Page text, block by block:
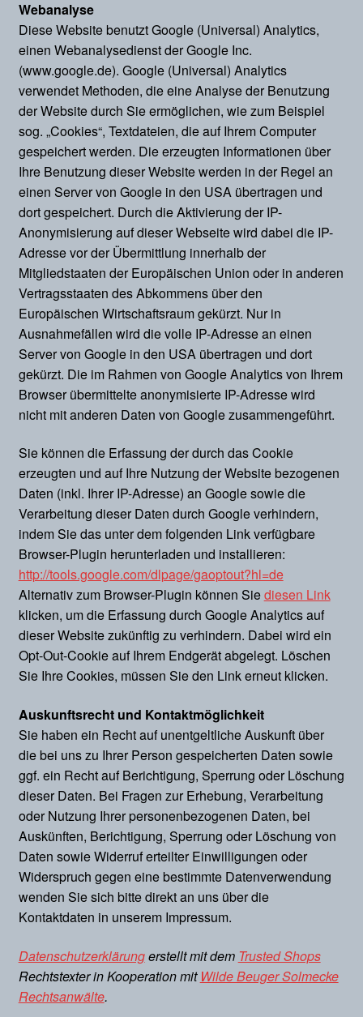
Webanalyse
Diese Website benutzt Google (Universal) Analytics,
einen Webanalysedienst der Google Inc.
(www.google.de). Google (Universal) Analytics
verwendet Methoden, die eine Analyse der Benutzung
der Website durch Sie ermöglichen, wie zum Beispiel
sog. „Cookies“, Textdateien, die auf Ihrem Computer
gespeichert werden. Die erzeugten Informationen über
Ihre Benutzung dieser Website werden in der Regel an
einen Server von Google in den USA übertragen und
dort gespeichert. Durch die Aktivierung der IP-
Anonymisierung auf dieser Webseite wird dabei die IP-
Adresse vor der Übermittlung innerhalb der
Mitgliedstaaten der Europäischen Union oder in anderen
Vertragsstaaten des Abkommens über den
Europäischen Wirtschaftsraum gekürzt. Nur in
Ausnahmefällen wird die volle IP-Adresse an einen
Server von Google in den USA übertragen und dort
gekürzt. Die im Rahmen von Google Analytics von Ihrem
Browser übermittelte anonymisierte IP-Adresse wird
nicht mit anderen Daten von Google zusammengeführt.
Sie können die Erfassung der durch das Cookie
erzeugten und auf Ihre Nutzung der Website bezogenen
Daten (inkl. Ihrer IP-Adresse) an Google sowie die
Verarbeitung dieser Daten durch Google verhindern,
indem Sie das unter dem folgenden Link verfügbare
Browser-Plugin herunterladen und installieren:
http://tools.google.com/dlpage/gaoptout?hl=de
Alternativ zum Browser-Plugin können Siediesen Link
klicken, um die Erfassung durch Google Analytics auf
dieser Website zukünftig zu verhindern. Dabei wird ein
Opt-Out-Cookie auf Ihrem Endgerät abgelegt. Löschen
Sie Ihre Cookies, müssen Sie den Link erneut klicken.
Auskunftsrecht und Kontaktmöglichkeit
Sie haben ein Recht auf unentgeltliche Auskunft über
die bei uns zu Ihrer Person gespeicherten Daten sowie
ggf. ein Recht auf Berichtigung, Sperrung oder Löschung
dieser Daten. Bei Fragen zur Erhebung, Verarbeitung
oder Nutzung Ihrer personenbezogenen Daten, bei
Auskünften, Berichtigung, Sperrung oder Löschung von
Daten sowie Widerruf erteilter Einwilligungen oder
Widerspruch gegen eine bestimmte Datenverwendung
wenden Sie sich bitte direkt an uns über die
Kontaktdaten in unserem Impressum.
Datenschutzerklärungerstellt mit dem Trusted Shops
Rechtstexter in Kooperation mit Wilde Beuger Solmecke
Rechtsanwälte.